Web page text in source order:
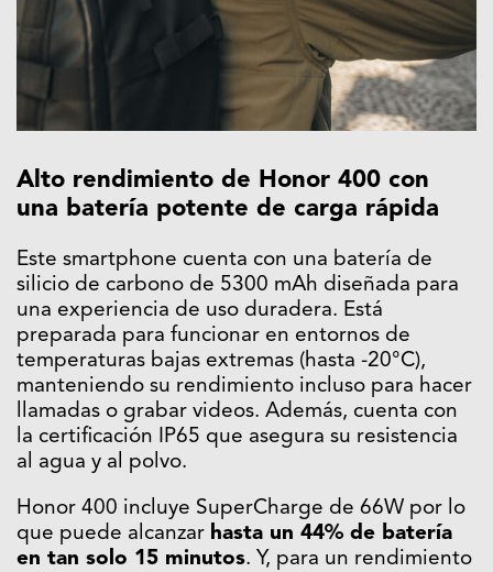
Alto rendimiento de Honor 400 con
una batería potente de carga rápida
Este smartphone cuenta con una batería de
silicio de carbono de 5300 mAh diseñada para
una experiencia de uso duradera. Está
preparada para funcionar en entornos de
temperaturas bajas extremas (hasta -20°C),
manteniendo su rendimiento incluso para hacer
llamadas o grabar videos. Además, cuenta con
la certificación IP65 que asegura su resistencia
al agua y al polvo.
Honor 400 incluye SuperCharge de 66W por lo
que puede alcanzar hasta un 44% de batería
en tan solo 15 minutos. Y, para un rendimiento